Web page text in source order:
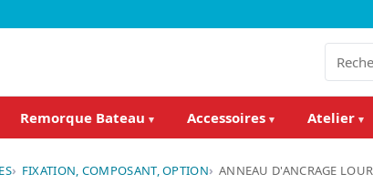
Remorque Bateau ▾ Accessoires ▾ Atelier ▾
FIXATION, COMPOSANT, OPTION ANNEAU D'ANCRAGE